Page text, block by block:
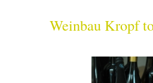
Weinbau Kropf